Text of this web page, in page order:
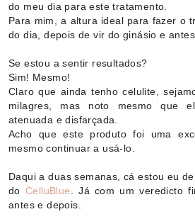
do meu dia para este tratamento.
Para mim, a altura ideal para fazer o
do dia, depois de vir do ginásio e
Se estou a sentir resultados?
Sim! Mesmo!
Claro que ainda tenho celulite,
milagres, mas noto mesmo que
atenuada e disfarçada.
Acho que este produto foi uma
mesmo continuar a usá-lo.
Daqui a duas semanas, cá estou eu
do CelluBlue. Já com um veredicto
antes e depois.